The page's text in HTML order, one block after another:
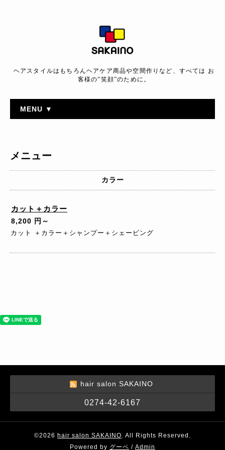
ヘアスタイルはもちろんヘアケア商品や空間作りなど、すべては お
客様の”笑顔”のために。
MENU ▼
メニュー
カラー
カット＋カラー
8,200 円～
カット ＋カラー＋シャンプー＋シェービング
hair salon SAKAINO
0274-42-6167
©2026 hair salon SAKAINO. All Rights Reserved.
Powered by グーペ / Admin